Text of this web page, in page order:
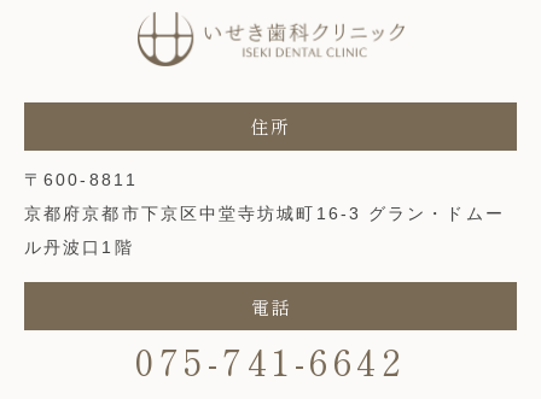
〒600-8811
京都府京都市下京区中堂寺坊城町16-3 グラン・ドムー
ル丹波口1階
075-741-6642